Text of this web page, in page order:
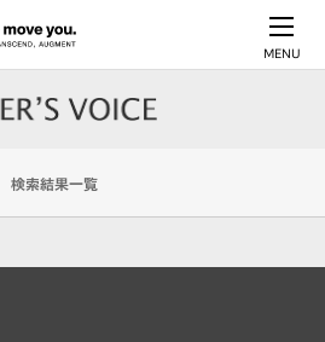
MENU
検索結果一覧